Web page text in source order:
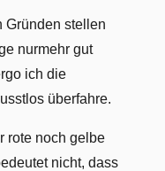
stellen
nurmehr gut
ich die
überfahre.
rote noch gelbe
nicht, dass